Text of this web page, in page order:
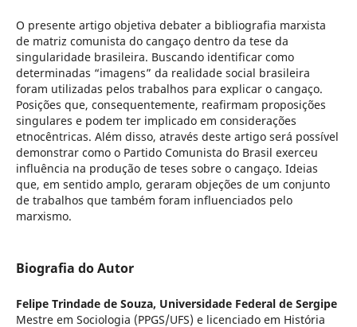
O presente artigo objetiva debater a bibliografia marxista
de matriz comunista do cangaço dentro da tese da
singularidade brasileira. Buscando identificar como
determinadas “imagens” da realidade social brasileira
foram utilizadas pelos trabalhos para explicar o cangaço.
Posições que, consequentemente, reafirmam proposições
singulares e podem ter implicado em considerações
etnocêntricas. Além disso, através deste artigo será possível
demonstrar como o Partido Comunista do Brasil exerceu
influência na produção de teses sobre o cangaço. Ideias
que, em sentido amplo, geraram objeções de um conjunto
de trabalhos que também foram influenciados pelo
marxismo.
Biografia do Autor
Felipe Trindade de Souza, Universidade Federal de Sergipe
Mestre em Sociologia (PPGS/UFS) e licenciado em História